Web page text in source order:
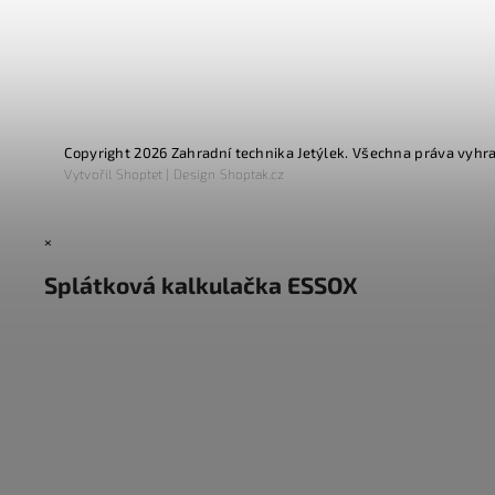
Copyright 2026 Zahradní technika Jetýlek. Všechna práva
VytvořilShoptet | DesignShoptak.cz
×
Splátková kalkulačka ESSOX